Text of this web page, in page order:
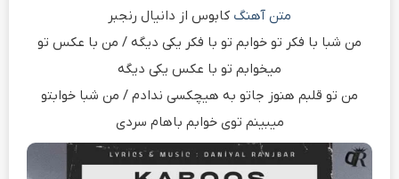
متن آهنگ کابوس از دانیال رنجبر
من شبا با فکر تو خوابم تو با فکر یکی دیگه / من با عکس تو
میخوابم تو با عکس یکی دیگه
من تو قلبم هنوز جاتو به هیچکسی ندادم / من شبا خوابتو
میبینم توی خوابم باهام سردی